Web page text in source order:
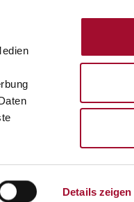
Details zeigen
SERVICE